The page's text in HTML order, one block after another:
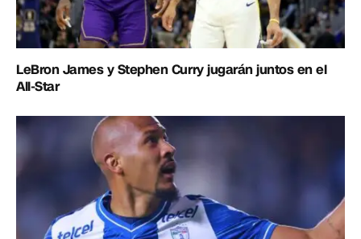
LeBron James y Stephen Curry jugarán juntos en el
All-Star